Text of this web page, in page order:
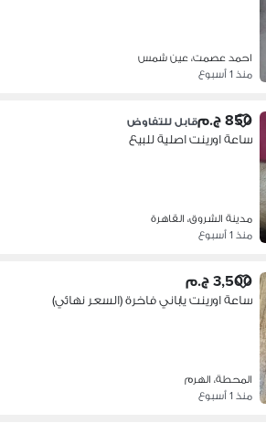
احمد عصمت، عين شمس
منذ 1 أسبوع
850 ج.م قابل للتفاوض
ساعة اورينت اصلية للبيع
مدينة الشروق، القاهرة
منذ 1 أسبوع
3,500 ج.م
ساعة اورينت ياباني فاخرة (السعر نهائي)
المحطة، الهرم
منذ 1 أسبوع